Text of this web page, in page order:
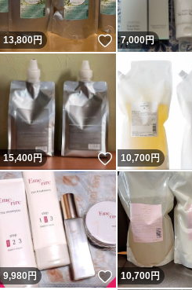
13,800円 いいね！
7,000円
15,400円 いいね！
10,700円
9,980 円 いいね！
10,700円